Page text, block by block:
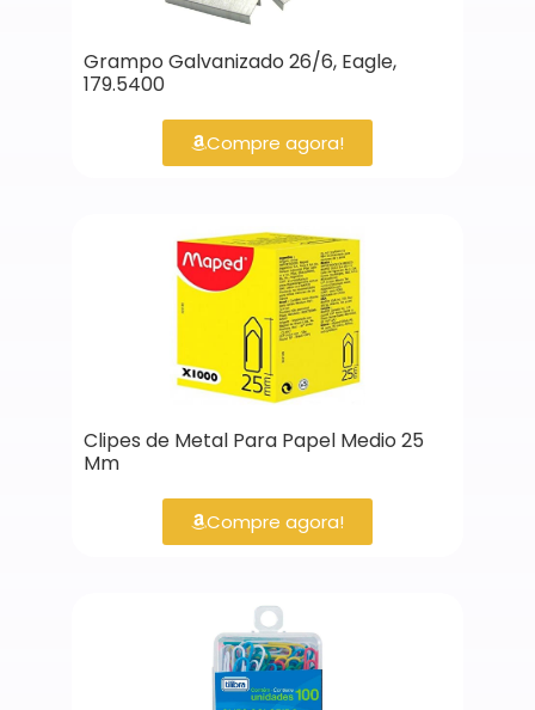
Grampo Galvanizado 26/6, Eagle,
179.5400
Compre agora!
Clipes de Metal Para Papel Medio 25
Mm
Compre agora!